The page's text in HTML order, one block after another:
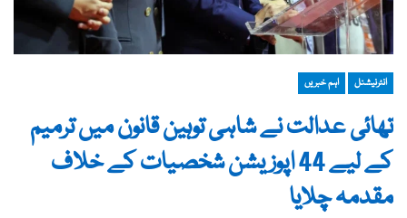
انٹرنیشنل اہم خبریں
تھائی عدالت نے شاہی توہین قانون میں ترمیم
کے لیے 44 اپوزیشن شخصیات کے خلاف
مقدمہ چلایا